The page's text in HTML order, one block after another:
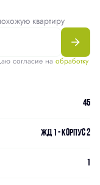
квартиру
согласие на обработку
45
ЖД 1 - Корпус 2
1